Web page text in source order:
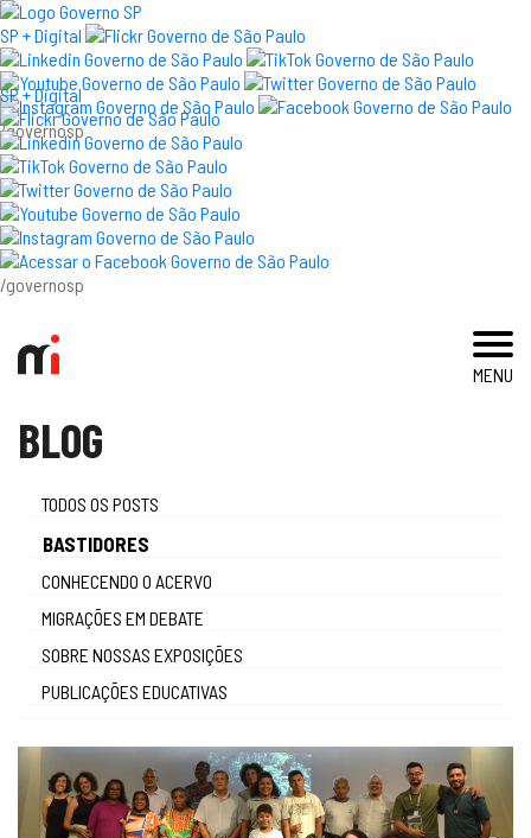
SP + Digital
/governosp
SP + Digital
/governosp
MENU
×
visite
exposições e eventos
acervo e pesquisa
BLOG
TODOS OS POSTS
BASTIDORES
CONHECENDO O ACERVO
MIGRAÇÕES EM DEBATE
SOBRE NOSSAS EXPOSIÇÕES
PUBLICAÇÕES EDUCATIVAS